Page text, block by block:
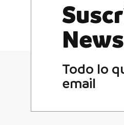
Todo lo
email